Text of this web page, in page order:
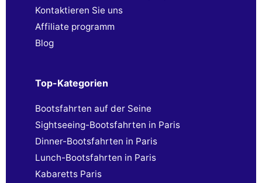
Kontaktieren Sie uns
Affiliate programm
Blog
Top-Kategorien
Bootsfahrten auf der Seine
Sightseeing-Bootsfahrten in Paris
Dinner-Bootsfahrten in Paris
Lunch-Bootsfahrten in Paris
Kabaretts Paris